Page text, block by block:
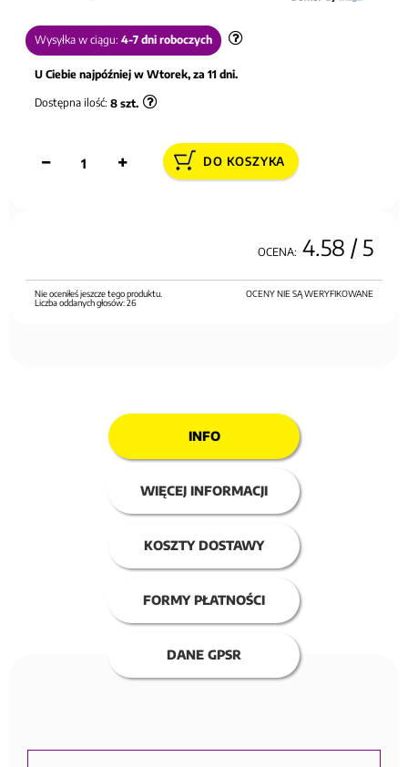
Wysyłka w ciągu: 4-7 dni roboczych
U Ciebie najpóźniej w Wtorek, za 11 dni.
Dostępna ilość: 8 szt.
DO KOSZYKA
OCENA: 4.58 / 5
OCENY NIE SĄ WERYFIKOWANE
Nie oceniłeś jeszcze tego produktu.
Liczba oddanych głosów:26
INFO
WIĘCEJ INFORMACJI
KOSZTY DOSTAWY
FORMY PŁATNOŚCI
DANE GPSR